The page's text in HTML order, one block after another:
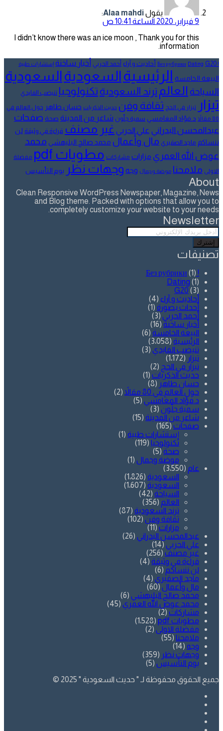
يقولAlaa mahdi
:
9 فبراير، 2020 الساعة 10:41 ص
I didn’t know there was an ice moon , Thank you for this
information.
! Без рубрики
Dating G20 أحاديث و آراء أحمد الحربي أخبار ساخنة إستشارات طبية
البيعة الخامسة الرئيسيةالسعوديةالسعودية
السياحة العالم ترند السعودية تكنولوجيا تنيضب الفايدي
تيزار تيزار في الحج ثقافة وفن حديث الذكريات حسان طاهر حول العالم في
80 مقالاً
د.فؤاد المغامسي سمية جلّون شاعر من المدينة صحة صفحات
عبدالمحسن البدراني علي الحربي غير مصنف قراءة في وثيقة لن
ننساكم ماجد الصقيري مال وأعمال محمد صالح البليهشي محمد
عوض الله العمري مزارات مشاركات مطويات pdf مفضلة
الاولى ملامحنا موضة وجمال وجه وجهات نظر يوم التأسيس
About
Clean Responsive WordPress Newspaper, Magazine, News
and Blog theme. Packed with options that allow you to
completely customize your website to your needs.
Newsletter
أدخل
بريدك
الإلكتروني
تصنيفات
! Без рубрики
(1)
Dating (1)
G20 (3)
أحاديث و آراء (4)
أحداث بصورة (1)
أحمد الحربي (3)
أخبار ساخنة (16)
البيعة الخامسة (6)
الرئيسية (3٬058)
تنيضب الفايدي (3)
تيزار (1٬172)
تيزار في الحج (2)
حديث الذكريات (1)
حسان طاهر (8)
حول العالم في 80 مقالاً
(2)
د.فؤاد المغامسي (5)
سمية جلّون (3)
شاعر من المدينة (15)
صفحات (165)
إستشارات طبية (1)
تكنولوجيا (119)
صحة (5)
موضة وجمال (1)
عام (3٬550)
السعودية (1٬826)
السعودية (1٬607)
السياحة (42)
العالم (356)
ترند السعودية (87)
ثقافة وفن (102)
مزارات (11)
عبدالمحسن البدراني (26)
علي الحربي (14)
غير مصنف (256)
قراءة في وثيقة (4)
لن ننساكم (6)
ماجد الصقيري (4)
مال وأعمال (60)
محمد صالح البليهشي (6)
محمد عوض الله العمري (45)
مشاركات (2)
مطويات pdf
(1٬528)
مفضلة الاولى (2)
ملامحنا (55)
وجه (14)
وجهات نظر (359)
يوم التأسيس (5)
جميع الحقوق محفوظة لـ " حديث السعودية " 2025 ©